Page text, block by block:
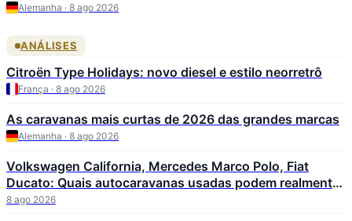
Alemanha · 8 ago 2026
ANÁLISES
Citroën Type Holidays: novo diesel e estilo neorretrô
França · 8 ago 2026
As caravanas mais curtas de 2026 das grandes marcas
Alemanha · 8 ago 2026
Volkswagen California, Mercedes Marco Polo, Fiat
Ducato: Quais autocaravanas usadas podem realmente
ultrapassar os 300.000 km?
8 ago 2026